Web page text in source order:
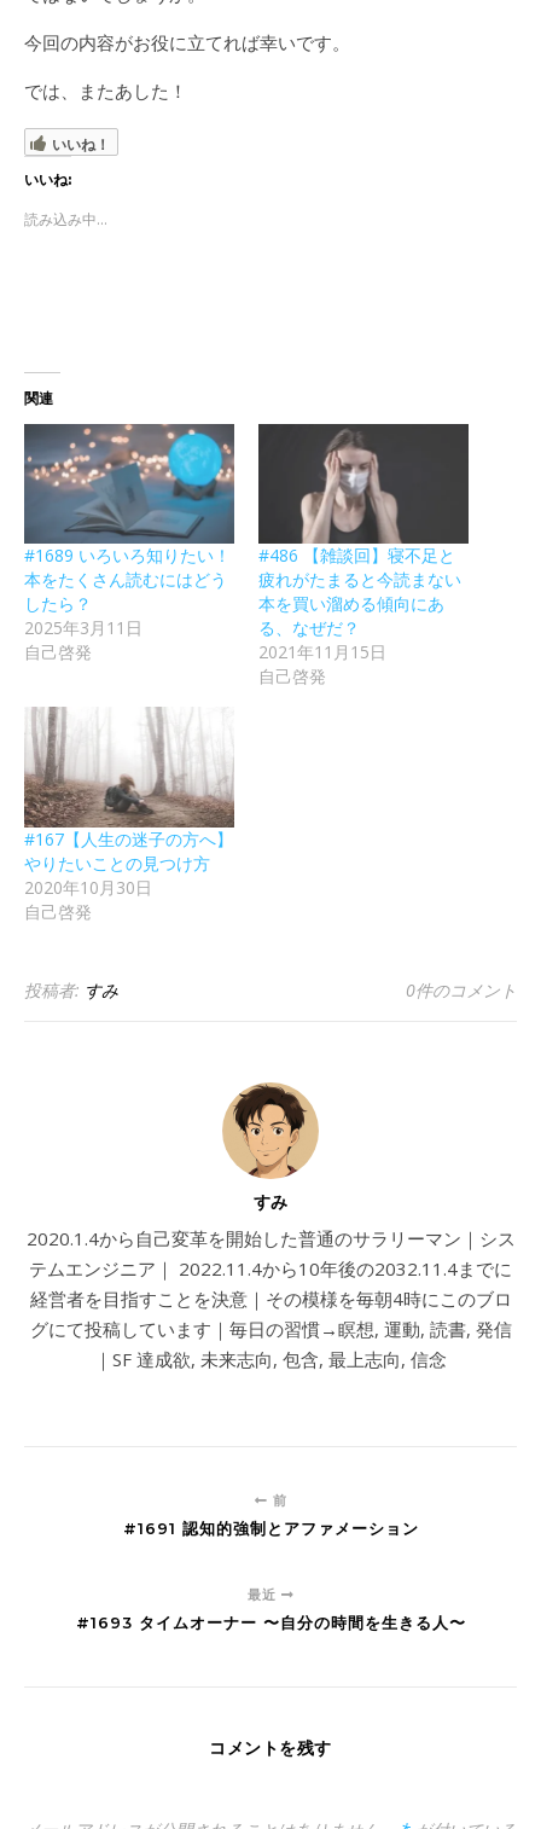
今回の内容がお役に立てれば幸いです。
では、またあした！
いいね！
いいね:
読み込み中...
関連
#1689 いろいろ知りたい！
本をたくさん読むにはどう
したら？
2025年3月11日
自己啓発
#486 【雑談回】寝不足と
疲れがたまると今読まない
本を買い溜める傾向にあ
る、なぜだ？
2021年11月15日
自己啓発
#167【人生の迷子の方へ】
やりたいことの見つけ方
2020年10月30日
自己啓発
投稿者: すみ 0件のコメント
すみ
2020.1.4から自己変革を開始した普通のサラリーマン｜シス
テムエンジニア｜ 2022.11.4から10年後の2032.11.4までに
経営者を目指すことを決意｜その模様を毎朝4時にこのブロ
グにて投稿しています｜毎日の習慣→瞑想, 運動, 読書, 発信
｜SF 達成欲, 未来志向, 包含, 最上志向, 信念
前
#1691 認知的強制とアファメーション
最近
#1693 タイムオーナー 〜自分の時間を生きる人〜
コメントを残す